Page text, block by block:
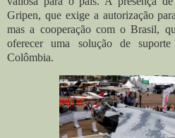
Gripen, que exige a autorização
mas a cooperação com o Brasil,
oferecer uma solução de
Colômbia.